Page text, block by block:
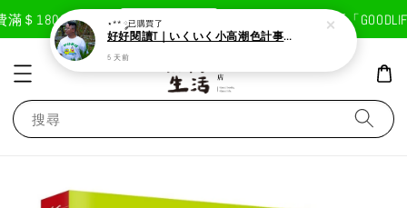
1800免運費 現在去購物！ 首次註冊輸入折扣碼「
搜尋
⋆** ༘已購買了
好好閱讀T｜いくいく小高潮色計事務所X好好生活書店聯名款
5 天前